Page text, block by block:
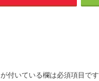
が付いている欄は必須項目です